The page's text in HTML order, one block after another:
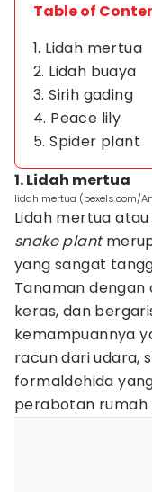
Table of
1. Lidah mertua
2. Lidah buaya
3. Sirih gading
4. Peace lily
5. Spider plant
1. Lidah mertua
lidah mertua (pexels.com/
Lidah mertua
snake plant
yang sangat
Tanaman dengan
keras, dan
kemampuannya
racun dari udara,
formaldehida
perabotan rumah